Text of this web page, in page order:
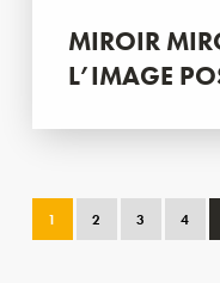
MIROIR
L’IMAGE
1 2 3 4